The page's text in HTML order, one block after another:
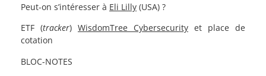
Peut-on s’intéresser à Eli Lilly (USA) ?
ETF (tracker) WisdomTree Cybersecurity et place de
cotation
BLOC-NOTES